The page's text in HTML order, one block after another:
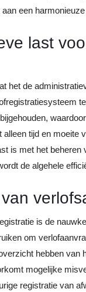
een
last
het de
tijd en moeite
is met het
de algehele
is de
om
hebben van
mogelijke
registratie van